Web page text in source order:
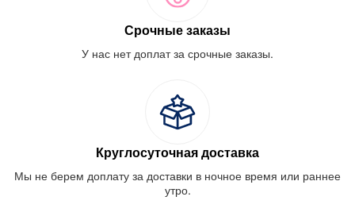
Срочные заказы
У нас нет доплат за срочные заказы.
Круглосуточная доставка
Мы не берем доплату за доставки в ночное время или раннее
утро.